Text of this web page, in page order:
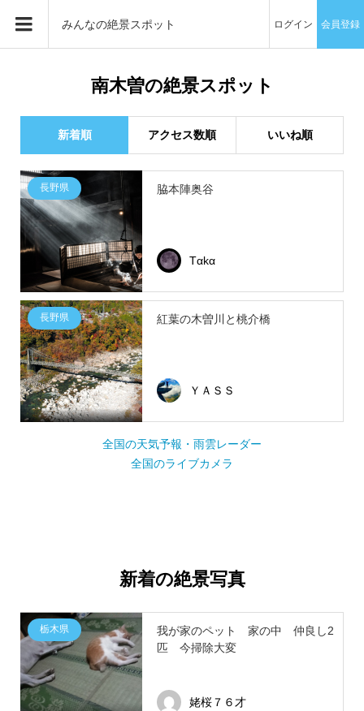
みんなの絶景スポット ログイン 会員登録
南木曽の絶景スポット
新着順 アクセス数順 いいね順
長野県 脇本陣奥谷
Tαkα
長野県 紅葉の木曽川と桃介橋
ＹＡＳＳ
全国の天気予報・雨雲レーダー
全国のライブカメラ
新着の絶景写真
栃木県
我が家のペット 家の中 仲良し2
匹 今掃除大変
姥桜７６才